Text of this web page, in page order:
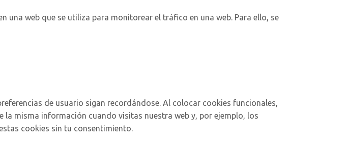
una web que se utiliza para monitorear el tráfico en una web. Para ello, se
de usuario sigan recordándose. Al colocar cookies funcionales,
misma información cuando visitas nuestra web y, por ejemplo, los
cookies sin tu consentimiento.